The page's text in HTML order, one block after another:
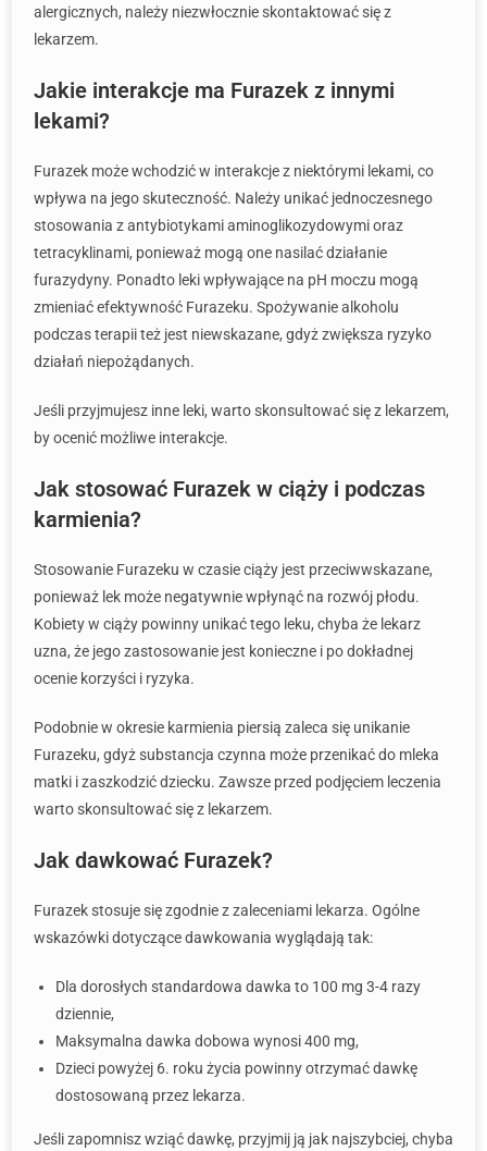
alergicznych, należy niezwłocznie skontaktować się z
lekarzem.
Jakie interakcje ma Furazek z innymi
lekami?
Furazek może wchodzić w interakcje z niektórymi lekami, co
wpływa na jego skuteczność. Należy unikać jednoczesnego
stosowania z antybiotykami aminoglikozydowymi oraz
tetracyklinami, ponieważ mogą one nasilać działanie
furazydyny. Ponadto leki wpływające na pH moczu mogą
zmieniać efektywność Furazeku. Spożywanie alkoholu
podczas terapii też jest niewskazane, gdyż zwiększa ryzyko
działań niepożądanych.
Jeśli przyjmujesz inne leki, warto skonsultować się z lekarzem,
by ocenić możliwe interakcje.
Jak stosować Furazek w ciąży i podczas
karmienia?
Stosowanie Furazeku w czasie ciąży jest przeciwwskazane,
ponieważ lek może negatywnie wpłynąć na rozwój płodu.
Kobiety w ciąży powinny unikać tego leku, chyba że lekarz
uzna, że jego zastosowanie jest konieczne i po dokładnej
ocenie korzyści i ryzyka.
Podobnie w okresie karmienia piersią zaleca się unikanie
Furazeku, gdyż substancja czynna może przenikać do mleka
matki i zaszkodzić dziecku. Zawsze przed podjęciem leczenia
warto skonsultować się z lekarzem.
Jak dawkować Furazek?
Furazek stosuje się zgodnie z zaleceniami lekarza. Ogólne
wskazówki dotyczące dawkowania wyglądają tak:
Dla dorosłych standardowa dawka to 100 mg 3-4 razy
dziennie,
Maksymalna dawka dobowa wynosi 400 mg,
Dzieci powyżej 6. roku życia powinny otrzymać dawkę
dostosowaną przez lekarza.
Jeśli zapomnisz wziąć dawkę, przyjmij ją jak najszybciej, chyba